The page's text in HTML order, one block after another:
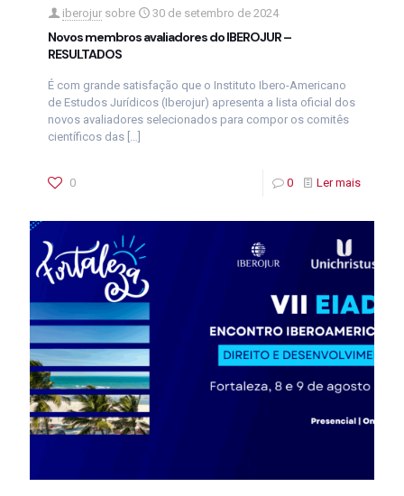
iberojur sobre 30 de setembro de 2024
Novos membros avaliadores do IBEROJUR –
RESULTADOS
É com grande satisfação que o Instituto Ibero-Americano
de Estudos Jurídicos (Iberojur) apresenta a lista oficial dos
novos avaliadores selecionados para compor os comitês
científicos das […]
0 0 Ler mais